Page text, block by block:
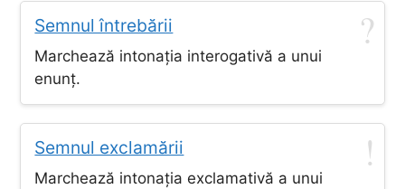
?
Semnul întrebării
Marchează intonația interogativă a unui
enunț.
!
Semnul exclamării
Marchează intonația exclamativă a unui